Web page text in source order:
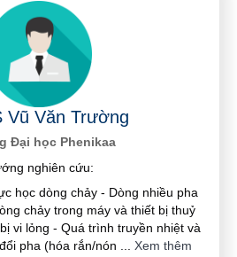
Vũ Văn Trường
Đại học Phenikaa
nghiên cứu:
học dòng chảy - Dòng nhiều pha
chảy trong máy và thiết bị thuỷ
vi lỏng - Quá trình truyền nhiệt và
pha (hóa rắn/nón
Xem thêm